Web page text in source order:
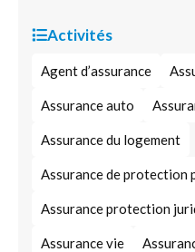
Activités
Agent d’assurance
Assurance auto
Assurance du logement
Assurance de protection
Assurance protection
Assurance vie